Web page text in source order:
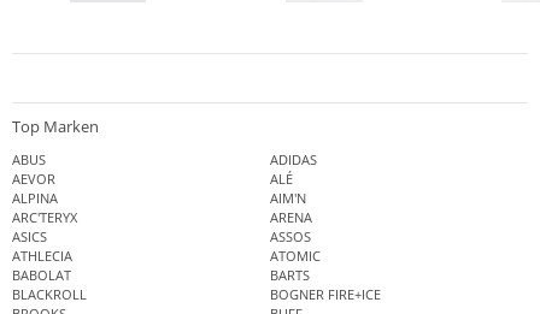
Top Marken
ABUS
ADIDAS
AEVOR
ALÉ
ALPINA
AIM'N
ARC'TERYX
ARENA
ASICS
ASSOS
ATHLECIA
ATOMIC
BABOLAT
BARTS
BLACKROLL
BOGNER FIRE+ICE